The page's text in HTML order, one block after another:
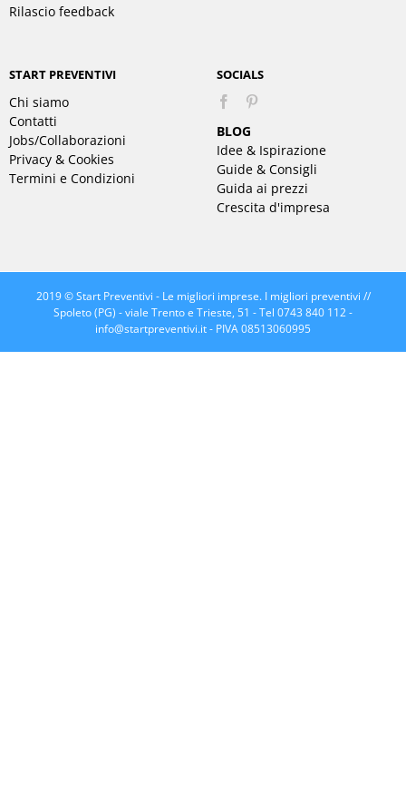
Rilascio feedback
START PREVENTIVI
Chi siamo
Contatti
Jobs/Collaborazioni
Privacy & Cookies
Termini e Condizioni
SOCIALS
BLOG
Idee & Ispirazione
Guide & Consigli
Guida ai prezzi
Crescita d'impresa
2019 © Start Preventivi - Le migliori imprese. I migliori preventivi //
Spoleto (PG) - viale Trento e Trieste, 51 - Tel 0743 840 112 -
info@startpreventivi.it- PIVA 08513060995